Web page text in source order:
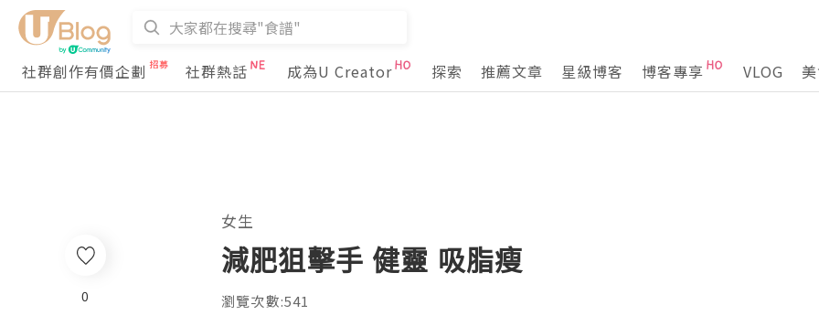
社群創作有價企劃
社群熱話 成為U Creator 探索 推薦文章 星級博客 博客專享 VLOG
0
女生
減肥狙擊手 健靈 吸脂瘦
瀏覽次數:541